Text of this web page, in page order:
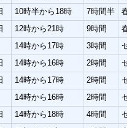
10時半から18時 7時間半
12時から21時 9時間
14時から17時 3時間
14時から16時 2時間
14時から17時 2時間
14時から16時 2時間
14時から18時 4時間